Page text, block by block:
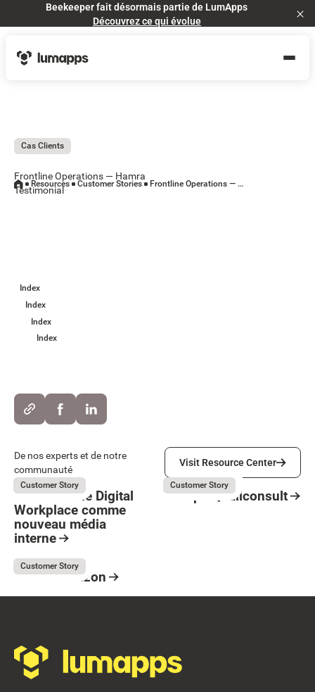
Beekeeper fait désormais partie de LumApps
Découvrez ce qui évolue
Cas Clients
Frontline Operations — Hamra
Testimonial
Resources Customer Stories Frontline Operations — Hamra Testimonial
Index
Index
Index
Index
Button Text
De nos experts et de notre
communauté
Visit Resource Center
Visit Resource Center
July 31, 2026
Customer Story
Believe
Believe : Une Digital
Workplace comme
nouveau média
interne
July 31, 2026
Customer Story
Groupe Qualiconsult
Groupe Qualiconsult
July 31, 2026
Customer Story
France Horizon
France Horizon